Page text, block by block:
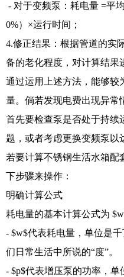
- 对于变频泵：耗电量 =平
0%）×运行时间；
4.修正结果：根据管道的实
备的老化程度，对计算结果
通过运用上述方法，能够较
量。倘若发现电费出现异常
首先要检查泵是否处于持续
题，或者考虑更换变频泵以
若要计算不锈钢生活水箱配
下步骤来操作：
明确计算公式
耗电量的基本计算公式为 $w
- $w$代表耗电量，单位是
们日常生活中所说的“度”。
- $p$代表增压泵的功率，单